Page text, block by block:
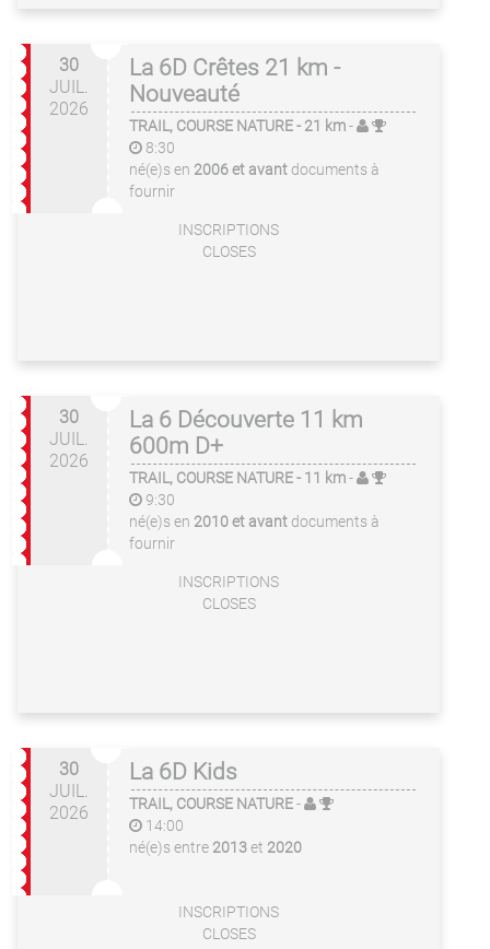
30
JUIL.
2026
La 6D Crêtes 21 km -
Nouveauté
TRAIL, COURSE NATURE- 21 km-
8:30
né(e)s en 2006 et avant documents à
fournir
INSCRIPTIONS
CLOSES
30
JUIL.
2026
La 6 Découverte 11 km
600m D+
TRAIL, COURSE NATURE- 11 km-
9:30
né(e)s en 2010 et avant documents à
fournir
INSCRIPTIONS
CLOSES
30
JUIL.
2026
La 6D Kids
TRAIL, COURSE NATURE-
14:00
né(e)s entre 2013et 2020
INSCRIPTIONS
CLOSES